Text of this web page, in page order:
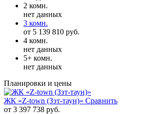
2 комн.
нет данных
3 комн.
от 5 139 810 руб.
4 комн.
нет данных
5+ комн.
нет данных
Планировки и цены
ЖК «Z-town (Зэт-таун)» Сравнить
от 3 397 738 руб.